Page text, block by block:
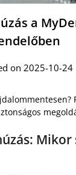
a
on 2025-10-24
Mikor